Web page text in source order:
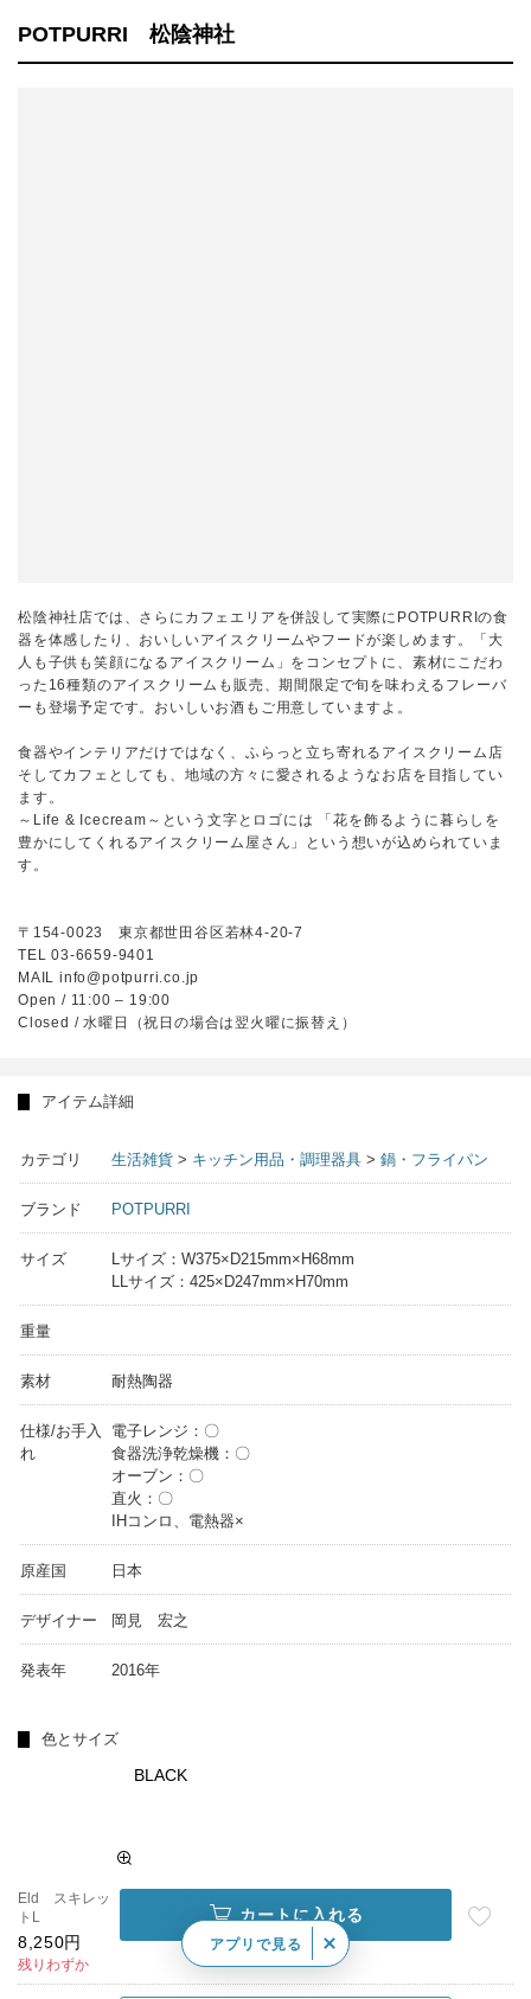
POTPURRI 松陰神社
松陰神社店では、さらにカフェエリアを併設して実際にPOTPURRIの食
器を体感したり、おいしいアイスクリームやフードが楽しめます。「大
人も子供も笑顔になるアイスクリーム」をコンセプトに、素材にこだわ
った16種類のアイスクリームも販売、期間限定で旬を味わえるフレーバ
ーも登場予定です。おいしいお酒もご用意していますよ。
食器やインテリアだけではなく、ふらっと立ち寄れるアイスクリーム店
そしてカフェとしても、地域の方々に愛されるようなお店を目指してい
ます。
～Life & Icecream～という文字とロゴには 「花を飾るように暮らしを
豊かにしてくれるアイスクリーム屋さん」という想いが込められていま
す。
〒154-0023 東京都世田谷区若林4-20-7
TEL 03-6659-9401
MAIL info@potpurri.co.jp
Open / 11:00 – 19:00
Closed / 水曜日（祝日の場合は翌火曜に振替え）
アイテム詳細
カテゴリ 生活雑貨 > キッチン用品・調理器具 > 鍋・フライパン
ブランド POTPURRI
サイズ
Lサイズ：W375×D215mm×H68mm
LLサイズ：425×D247mm×H70mm
重量
素材 耐熱陶器
仕様/お手入
れ
電子レンジ：〇
食器洗浄乾燥機：〇
オーブン：〇
直火：〇
IHコンロ、電熱器×
原産国 日本
デザイナー 岡見 宏之
発表年 2016年
色とサイズ
BLACK
Eld スキレッ
トL
8,250円
残りわずか
カートに入れる
アプリで見る